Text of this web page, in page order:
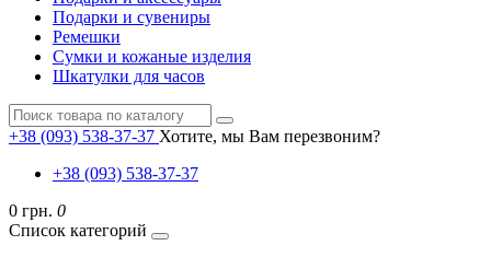
Подарки и сувениры
Ремешки
Сумки и кожаные изделия
Шкатулки для часов
+38 (093) 538-37-37 Хотите, мы Вам перезвоним?
+38 (093) 538-37-37
0 грн. 0
Список категорий